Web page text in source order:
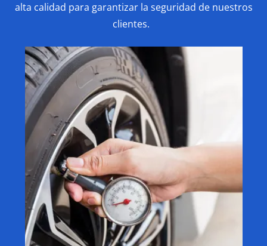
alta calidad para garantizar la seguridad de nuestros
clientes.